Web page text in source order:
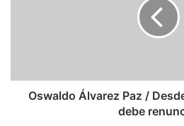
debe
renunciar
Oswaldo Álvarez Paz /
debe